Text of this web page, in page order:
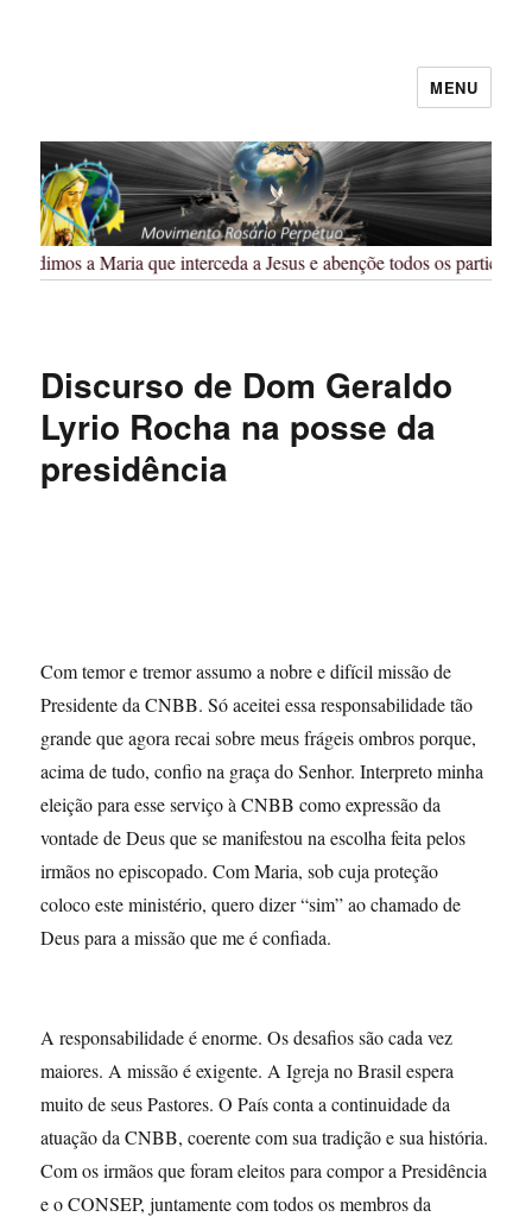
Rosário Perpétuo – Guarapuava/PR
MENU
Pedimos a Maria que interceda a Jesus e abençõe todos os
Discurso de Dom Geraldo
Lyrio Rocha na posse da
presidência
Com temor e tremor assumo a nobre e difícil missão de
Presidente da CNBB. Só aceitei essa responsabilidade tão
grande que agora recai sobre meus frágeis ombros porque,
acima de tudo, confio na graça do Senhor. Interpreto minha
eleição para esse serviço à CNBB como expressão da
vontade de Deus que se manifestou na escolha feita pelos
irmãos no episcopado. Com Maria, sob cuja proteção
coloco este ministério, quero dizer “sim” ao chamado de
Deus para a missão que me é confiada.
A responsabilidade é enorme. Os desafios são cada vez
maiores. A missão é exigente. A Igreja no Brasil espera
muito de seus Pastores. O País conta a continuidade da
atuação da CNBB, coerente com sua tradição e sua história.
Com os irmãos que foram eleitos para compor a Presidência
e o CONSEP, juntamente com todos os membros da